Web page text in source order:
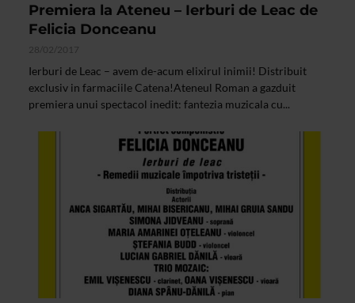
Premiera la Ateneu – Ierburi de Leac de
Felicia Donceanu
28/02/2017
Ierburi de Leac – avem de-acum elixirul inimii! Distribuit
exclusiv in farmaciile Catena!Ateneul Roman a gazduit
premiera unui spectacol inedit: fantezia muzicala cu...